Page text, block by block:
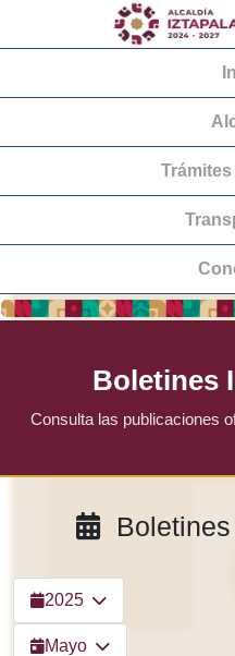
Boletines
Consulta las publicaciones
2025
Mayo